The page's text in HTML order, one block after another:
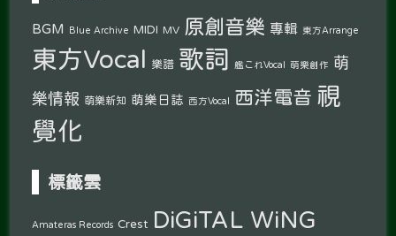
BGM Blue Archive MIDI MV 原創音樂 專輯 東方Arrange
東方Vocal 樂譜 歌詞 艦これVocal 萌樂創作 萌
樂情報 萌樂新知 萌樂日誌 西方Vocal 西洋電音 視
覺化
標籤雲
Amateras Records Crest DiGiTAL WiNG